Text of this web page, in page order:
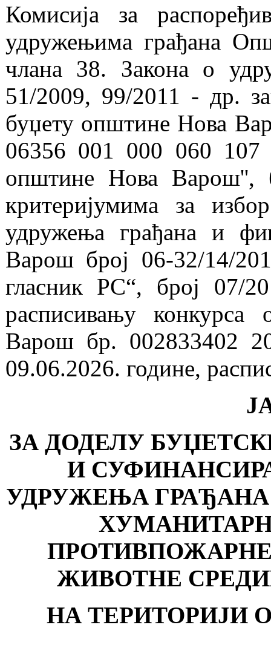
Комисија за
удружењима грађана
члана 38. Закона о
51/2009, 99/2011 - др.
буџету општине Нова
06356 001 000 060 107
општине Нова Варош'',
критеријумима за
удружења грађана и
Варош броj 06-32/14/
гласник РС“, број 07/
расписивању
Варош бр. 002833402
09.06.2026. године,
ЗА ДОДЕЛУ
И
УДРУЖЕЊА
ЖИВОТНЕ
НА ТЕРИТОРИЈИ